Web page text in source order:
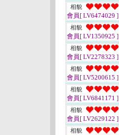
相貌
會員[ LV6474029 ]
相貌
會員[ LV1350925 ]
相貌
會員[ LV2278323 ]
相貌
會員[ LV5200615 ]
相貌
會員[ LV6841171 ]
相貌
會員[ LV2629122 ]
相貌